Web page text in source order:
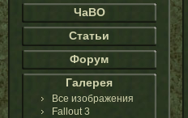
ЧаВО
Статьи
Форум
Галерея
Все изображения
Fallout 3